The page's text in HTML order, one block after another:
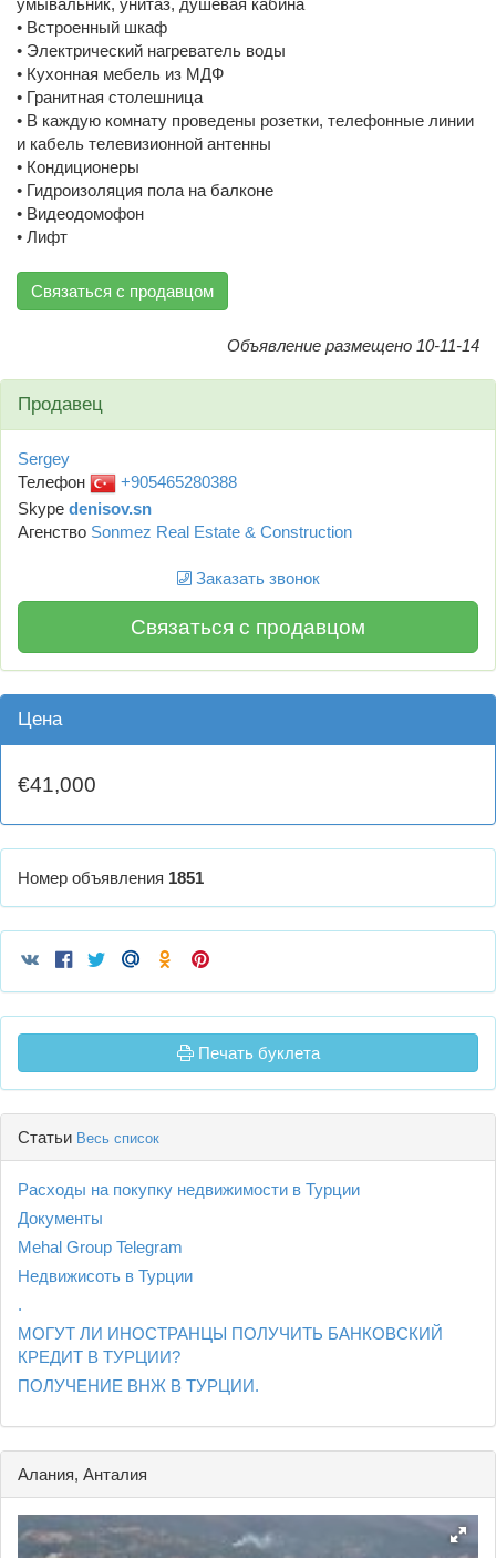
• Встроенный шкаф
• Электрический нагреватель воды
• Кухонная мебель из МДФ
• Гранитная столешница
• В каждую комнату проведены розетки, телефонные линии
и кабель телевизионной антенны
• Кондиционеры
• Гидроизоляция пола на балконе
• Видеодомофон
• Лифт
Связаться с продавцом
Объявление размещено 10-11-14
Продавец
Sergey
Телефон
+905465280388
Skype denisov.sn
Агенство Sonmez Real Estate & Construction
Заказать звонок
Связаться с продавцом
Цена
€41,000
Номер объявления 1851
Печать буклета
Статьи Весь список
Расходы на покупку недвижимости в Турции
Документы
Mehal Group Telegram
Недвижисоть в Турции
.
МОГУТ ЛИ ИНОСТРАНЦЫ ПОЛУЧИТЬ БАНКОВСКИЙ
КРЕДИТ В ТУРЦИИ?
ПОЛУЧЕНИЕ ВНЖ В ТУРЦИИ.
Алания, Анталия